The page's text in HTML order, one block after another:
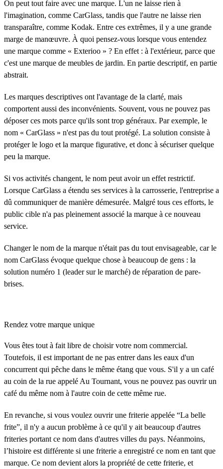
On peut tout faire avec une marque. L'un ne laisse rien à
l'imagination, comme CarGlass, tandis que l'autre ne laisse rien
transparaître, comme Kodak. Entre ces extrêmes, il y a une grande
marge de manœuvre. À quoi pensez-vous lorsque vous entendez
une marque comme « Exterioo » ? En effet : à l'extérieur, parce que
c'est une marque de meubles de jardin. En partie descriptif, en partie
abstrait.
Les marques descriptives ont l'avantage de la clarté, mais
comportent aussi des inconvénients. Souvent, vous ne pouvez pas
déposer ces mots parce qu'ils sont trop généraux. Par exemple, le
nom « CarGlass » n'est pas du tout protégé. La solution consiste à
protéger le logo et la marque figurative, et donc à sécuriser quelque
peu la marque.
Si vos activités changent, le nom peut avoir un effet restrictif.
Lorsque CarGlass a étendu ses services à la carrosserie, l'entreprise a
dû communiquer de manière démesurée. Malgré tous ces efforts, le
public cible n'a pas pleinement associé la marque à ce nouveau
service.
Changer le nom de la marque n'était pas du tout envisageable, car le
nom CarGlass évoque quelque chose à beaucoup de gens : la
solution numéro 1 (leader sur le marché) de réparation de pare-
brises.
Rendez votre marque unique
Vous êtes tout à fait libre de choisir votre nom commercial.
Toutefois, il est important de ne pas entrer dans les eaux d'un
concurrent qui pêche dans le même étang que vous. S'il y a un café
au coin de la rue appelé Au Tournant, vous ne pouvez pas ouvrir un
café du même nom à l'autre coin de cette même rue.
En revanche, si vous voulez ouvrir une friterie appelée “La belle
frite”, il n'y a aucun problème à ce qu'il y ait beaucoup d'autres
friteries portant ce nom dans d'autres villes du pays. Néanmoins,
l’histoire est différente si une friterie a enregistré ce nom en tant que
marque. Ce nom devient alors la propriété de cette friterie, et